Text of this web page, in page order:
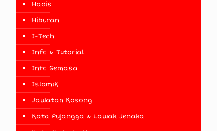
Hadis
Hiburan
I-Tech
Info & Tutorial
Info Semasa
Islamik
Jawatan Kosong
Kata Pujangga & Lawak Jenaka